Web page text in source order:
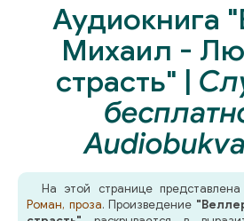
Аудиокнига
Михаил -
страсть" |
На этой странице
Роман, проза. Произведение